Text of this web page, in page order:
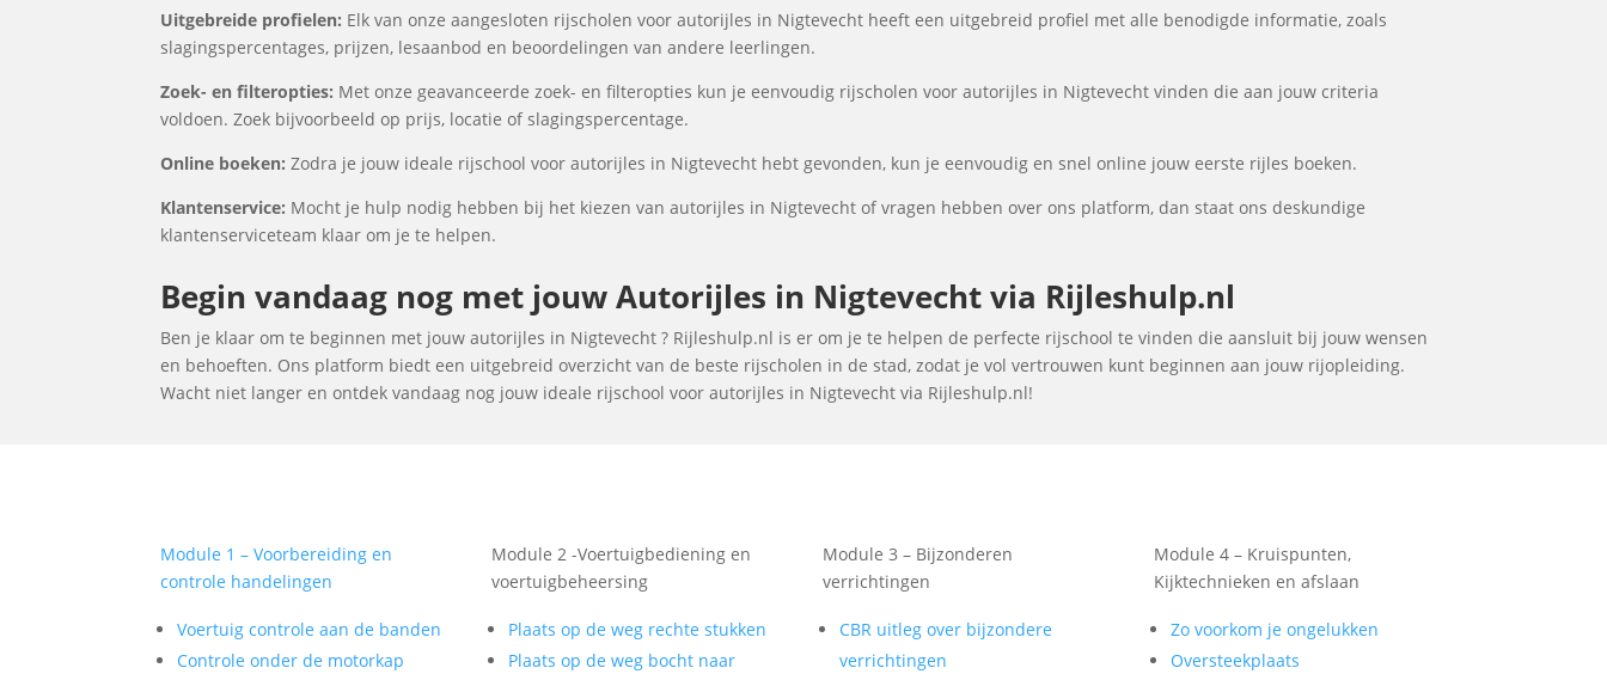
Uitgebreide profielen: Elk van onze aangesloten rijscholen voor autorijles in Nigtevecht heeft een uitgebreid profiel met alle benodigde informatie, zoals
slagingspercentages, prijzen, lesaanbod en beoordelingen van andere leerlingen.
Zoek- en filteropties: Met onze geavanceerde zoek- en filteropties kun je eenvoudig rijscholen voor autorijles in Nigtevecht vinden die aan jouw criteria
voldoen. Zoek bijvoorbeeld op prijs, locatie of slagingspercentage.
Online boeken: Zodra je jouw ideale rijschool voor autorijles in Nigtevecht hebt gevonden, kun je eenvoudig en snel online jouw eerste rijles boeken.
Klantenservice: Mocht je hulp nodig hebben bij het kiezen van autorijles in Nigtevecht of vragen hebben over ons platform, dan staat ons deskundige
klantenserviceteam klaar om je te helpen.
Begin vandaag nog met jouw Autorijles in Nigtevecht via Rijleshulp.nl
Ben je klaar om te beginnen met jouw autorijles in Nigtevecht ? Rijleshulp.nl is er om je te helpen de perfecte rijschool te vinden die aansluit bij jouw wensen
en behoeften. Ons platform biedt een uitgebreid overzicht van de beste rijscholen in de stad, zodat je vol vertrouwen kunt beginnen aan jouw rijopleiding.
Wacht niet langer en ontdek vandaag nog jouw ideale rijschool voor autorijles in Nigtevecht via Rijleshulp.nl!
Module 1 – Voorbereiding en
controle handelingen
Voertuig controle aan de banden
Controle onder de motorkap
Module 2 -Voertuigbediening en
voertuigbeheersing
Plaats op de weg rechte stukken
Plaats op de weg bocht naar
Module 3 – Bijzonderen
verrichtingen
CBR uitleg over bijzondere
verrichtingen
Module 4 – Kruispunten,
Kijktechnieken en afslaan
Zo voorkom je ongelukken
Oversteekplaats